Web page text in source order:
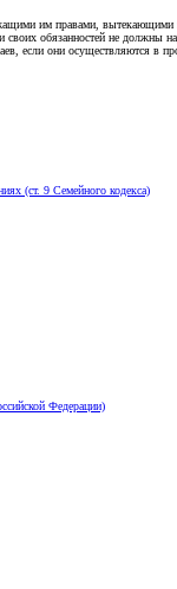
им правами,
своих обязанностей не должны
если они осуществляются в
(ст. 9 Семейного кодекса)
Федерации)